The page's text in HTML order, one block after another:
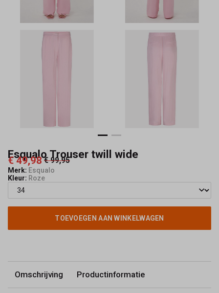
Capisce
Mode
Esqualo Trouser twill wide
€ 49,98 € 99,95
Merk: Esqualo
Kleur: Roze
TOEVOEGEN AAN WINKELWAGEN
Omschrijving Productinformatie